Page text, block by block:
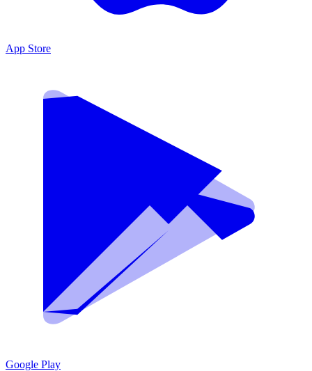
App Store
Google Play